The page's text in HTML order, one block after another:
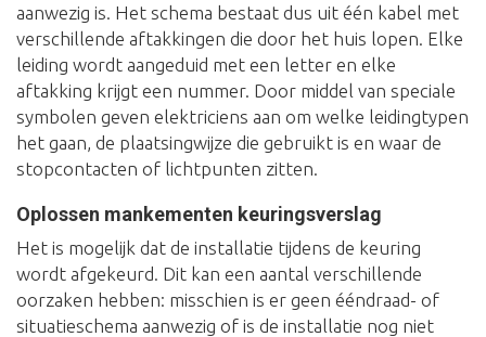
aanwezig is. Het schema bestaat dus uit één kabel met
verschillende aftakkingen die door het huis lopen. Elke
leiding wordt aangeduid met een letter en elke
aftakking krijgt een nummer. Door middel van speciale
symbolen geven elektriciens aan om welke leidingtypen
het gaan, de plaatsingwijze die gebruikt is en waar de
stopcontacten of lichtpunten zitten.
Oplossen mankementen keuringsverslag
Het is mogelijk dat de installatie tijdens de keuring
wordt afgekeurd. Dit kan een aantal verschillende
oorzaken hebben: misschien is er geen ééndraad- of
situatieschema aanwezig of is de installatie nog niet